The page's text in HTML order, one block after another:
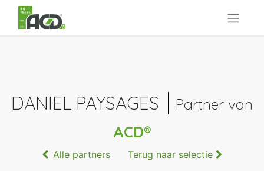
DANIEL PAYSAGES
Partner van
ACD®
Alle partners Terug naar selectie